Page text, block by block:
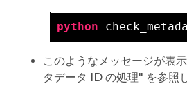
python
このようなメッセージが表
タデータ ID の処理" を参照